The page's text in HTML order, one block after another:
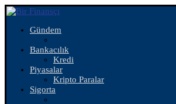
Gündem
Bankacılık
Kredi
Piyasalar
Kripto Paralar
Sigorta